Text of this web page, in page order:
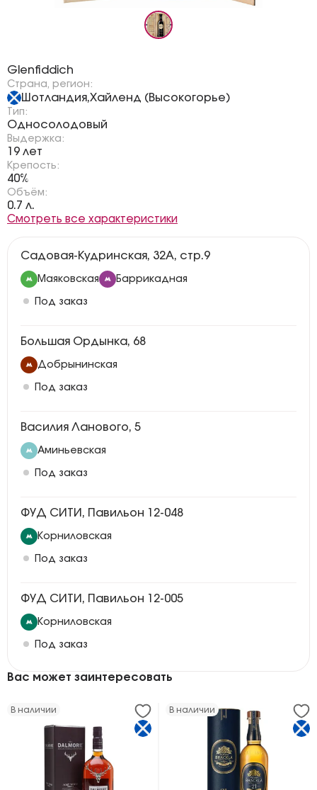
Glenfiddich
Страна, регион:
Шотландия,Хайленд (Высокогорье)
Тип:
Односолодовый
Выдержка:
19 лет
Крепость:
40%
Объём:
0.7 л.
Смотреть все характеристики
Садовая-Кудринская, 32А, стр.9
Маяковская Баррикадная
Под заказ
Большая Ордынка, 68
Добрынинская
Под заказ
Василия Ланового, 5
Аминьевская
Под заказ
ФУД СИТИ, Павильон 12-048
Корниловская
Под заказ
ФУД СИТИ, Павильон 12-005
Корниловская
Под заказ
Вас может заинтересовать
В наличии В наличии